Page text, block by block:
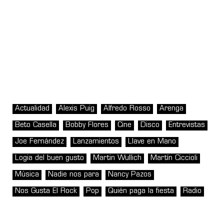
Actualidad Alexis Puig Alfredo Rosso Arenga
Beto Casella Bobby Flores Cine Disco Entrevistas
Joe Fernández Lanzamientos Llave en Mano
Logia del buen gusto Martin Wullich Martín Ciccioli
Música Nadie nos para Nancy Pazos
Nos Gusta El Rock Pop Quién paga la fiesta Radio